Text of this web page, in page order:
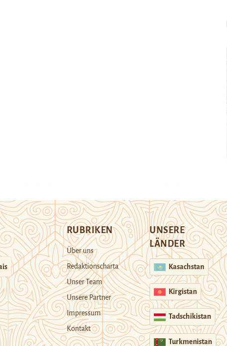
RUBRIKEN
Über uns
Redaktionscharta
Unser Team
Unsere Partner
Impressum
Kontakt
UNSERE
LÄNDER
Kasachstan
Kirgistan
Tadschikistan
Turkmenistan